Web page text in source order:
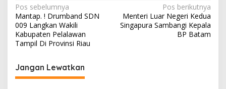
N
a
v
i
g
a
Pos sebelumnya
Mantap. ! Drumband SDN
009 Langkan Wakili
Kabupaten Pelalawan
Tampil Di Provinsi Riau
Pos berikutnya
Menteri Luar Negeri Kedua
Singapura Sambangi Kepala
BP Batam
Jangan Lewatkan